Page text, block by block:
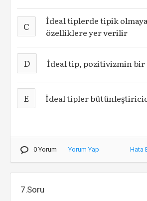
C
İdeal tiplerde tipik
özelliklere yer verilir
D İdeal tip, pozitivizmin
E İdeal tipler
0 Yorum Yorum Yap Hata
7.Soru